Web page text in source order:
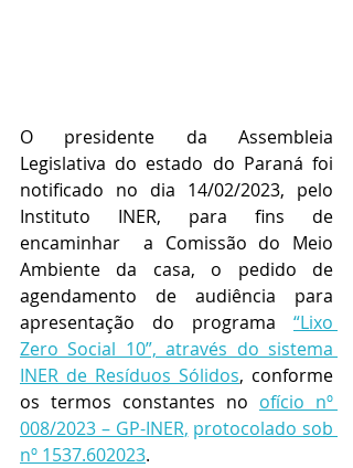
O presidente da Assembleia
Legislativa do estado do Paraná foi
notificado no dia 14/02/2023, pelo
Instituto INER, para fins de
encaminhar  a Comissão do Meio
Ambiente da casa, o pedido de
agendamento de audiência para
apresentação do programa “Lixo
Zero Social 10”, através do sistema
INER de Resíduos Sólidos, conforme
os termos constantes no ofício nº
008/2023 – GP-INER, protocolado sob
nº 1537.602023.